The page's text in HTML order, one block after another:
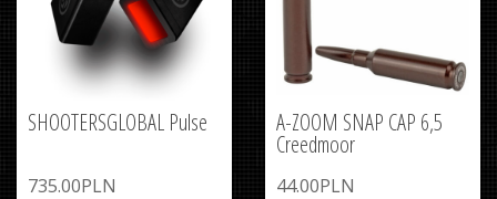
SHOOTERSGLOBAL Pulse
735.00PLN
A-ZOOM SNAP CAP 6,5
Creedmoor
44.00PLN